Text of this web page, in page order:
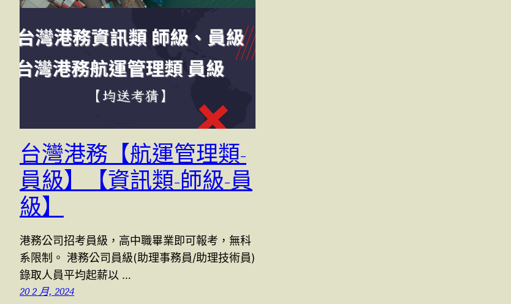
台灣港務【航運管理類-
員級】【資訊類-師級-員
級】
港務公司招考員級，高中職畢業即可報考，無科
系限制。 港務公司員級(助理事務員/助理技術員)
錄取人員平均起薪以 …
20 2 月, 2024